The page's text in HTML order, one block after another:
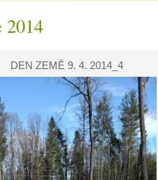
2014
DEN ZEMĚ 9. 4. 2014_4